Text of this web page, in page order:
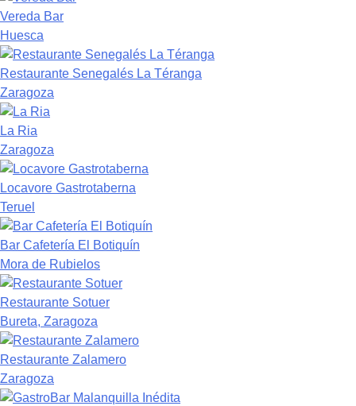
Vereda Bar
Huesca
Restaurante Senegalés La Téranga
Zaragoza
La Ria
Zaragoza
Locavore Gastrotaberna
Teruel
Bar Cafetería El Botiquín
Mora de Rubielos
Restaurante Sotuer
Bureta, Zaragoza
Restaurante Zalamero
Zaragoza